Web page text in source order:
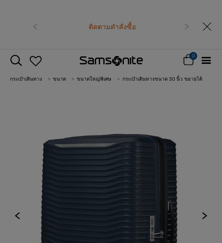
ติดตามคำสั่งซื้อ ถัดไป
0
กระเป๋าเดินทาง ขนาด ขนาดใหญ่พิเศษ กระเป๋าเดินทางขนาด 30 นิ้ว ขยายได้